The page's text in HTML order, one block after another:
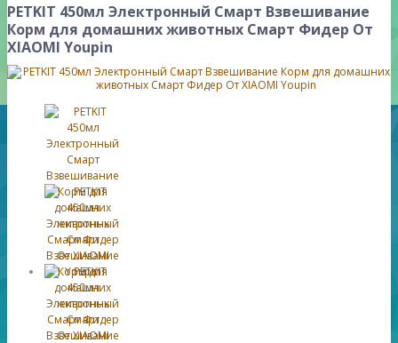
PETKIT 450мл Электронный Смарт Взвешивание
Корм для домашних животных Смарт Фидер От
XIAOMI Youpin